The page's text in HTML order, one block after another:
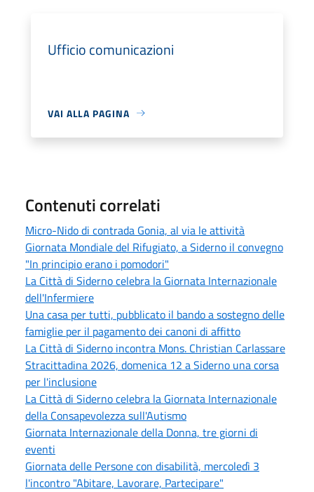
Ufficio comunicazioni
VAI ALLA PAGINA
Contenuti correlati
Micro-Nido di contrada Gonia, al via le attività
Giornata Mondiale del Rifugiato, a Siderno il convegno
"In principio erano i pomodori"
La Città di Siderno celebra la Giornata Internazionale
dell'Infermiere
Una casa per tutti, pubblicato il bando a sostegno delle
famiglie per il pagamento dei canoni di affitto
La Città di Siderno incontra Mons. Christian Carlassare
Stracittadina 2026, domenica 12 a Siderno una corsa
per l'inclusione
La Città di Siderno celebra la Giornata Internazionale
della Consapevolezza sull'Autismo
Giornata Internazionale della Donna, tre giorni di
eventi
Giornata delle Persone con disabilità, mercoledì 3
l'incontro "Abitare, Lavorare, Partecipare"